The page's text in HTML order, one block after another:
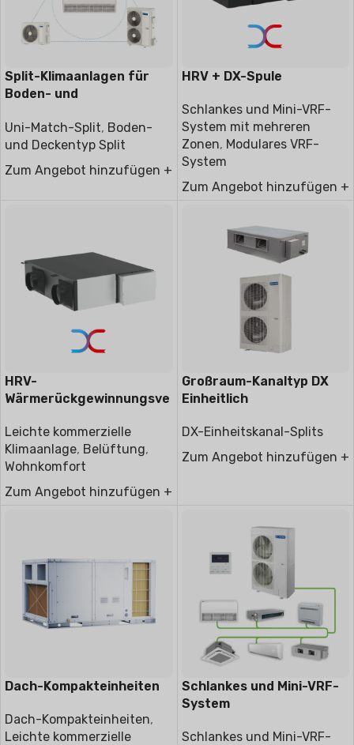
Split-Klimaanlagen für
Boden- und
Uni-Match-Split, Boden-
und Deckentyp Split
Zum Angebot hinzufügen +
HRV + DX-Spule
Schlankes und Mini-VRF-
System mit mehreren
Zonen, Modulares VRF-
System
Zum Angebot hinzufügen +
HRV-
Wärmerückgewinnungsve
Leichte kommerzielle
Klimaanlage, Belüftung,
Wohnkomfort
Zum Angebot hinzufügen +
Großraum-Kanaltyp DX
Einheitlich
DX-Einheitskanal-Splits
Zum Angebot hinzufügen +
Dach-Kompakteinheiten
Dach-Kompakteinheiten,
Leichte kommerzielle
Schlankes und Mini-VRF-
System
Schlankes und Mini-VRF-